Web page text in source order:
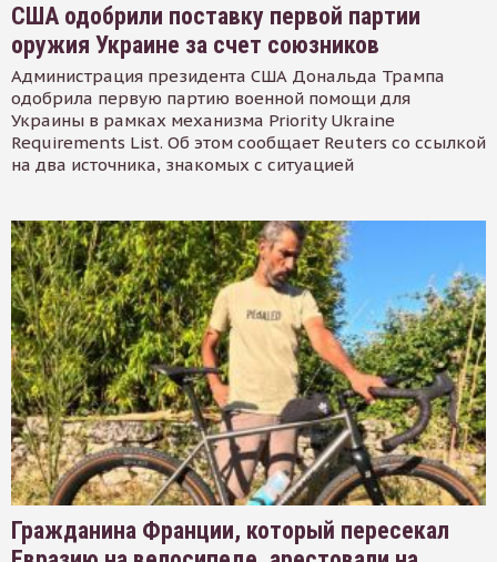
США одобрили поставку первой партии
оружия Украине за счет союзников
Администрация президента США Дональда Трампа
одобрила первую партию военной помощи для
Украины в рамках механизма Priority Ukraine
Requirements List. Об этом сообщает Reuters со ссылкой
на два источника, знакомых с ситуацией
Гражданина Франции, который пересекал